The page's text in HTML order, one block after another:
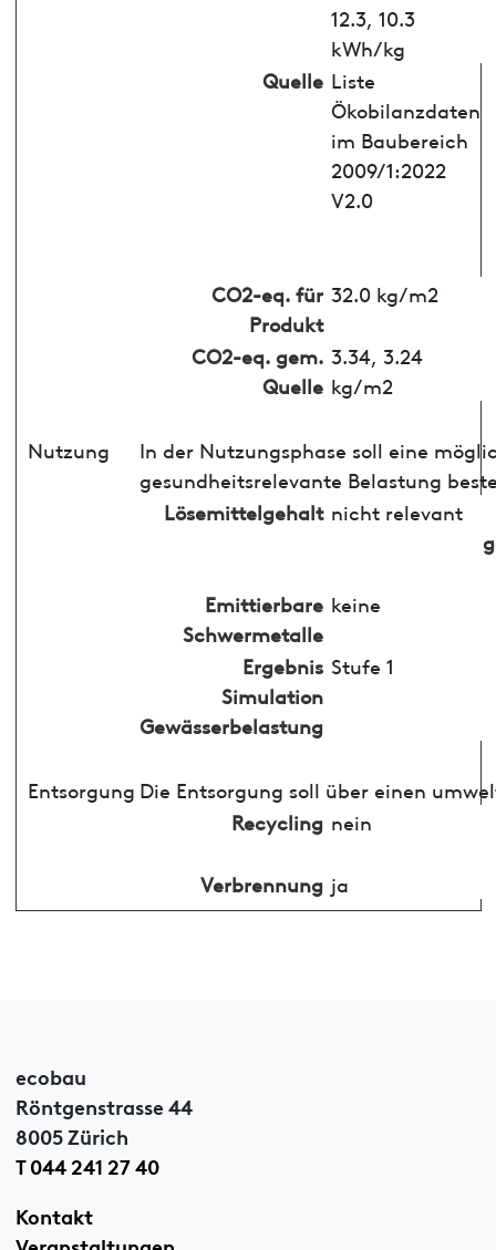
12.3, 10.3
kWh/kg
Quelle Liste
Ökobilanzdaten
im Baubereich
2009/1:2022
V2.0
CO2-eq. für
Produkt
32.0 kg/m2
CO2-eq. gem.
Quelle
3.34, 3.24
kg/m2
Nutzung
In der Nutzungsphase soll eine
gesundheitsrelevante Belastung
Lösemittelgehalt nicht relevant
Emittierbare
Schwermetalle
keine
Ergebnis
Simulation
Gewässerbelastung
Stufe 1
Entsorgung Die Entsorgung soll über einen
Recycling nein
Verbrennung ja
ecobau
Röntgenstrasse 44
8005 Zürich
T 044 241 27 40
Kontakt
Veranstaltungen